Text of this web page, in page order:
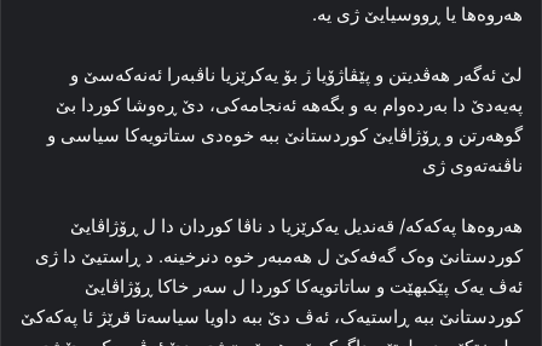
هه‌روه‌ها یا ڕووسیایێ ژی یە.
لێ ئه‌گه‌ر هه‌ڤدیتن و پێڤاژۆیا ژ بۆ یه‌کرێزیا ناڤبه‌را ئه‌نەکەسێ و
پەیەدێ دا‌ به‌رده‌وام به‌ و بگه‌هه‌ ئه‌نجامه‌کی، دێ ڕه‌وشا کوردا بێ
گوهه‌رتن و ڕۆژاڤایێ کوردستانێ ببه‌ خوه‌دی ستاتویه‌کا سیاسی و
ناڤنه‌ته‌وی ژی
هه‌روه‌ها پەكەكە/ قه‌ندیل یه‌کرێزیا د ناڤا کوردان دا‌ ل ڕۆژاڤایێ
کوردستانێ وه‌ک گەفەكێ ل هەمبه‌ر خوه‌ دنرخینه‌. د ڕاستیێ دا ژی
ئه‌ڤ یه‌ک پێكبھێت و ساتاتویه‌کا کوردا ل سه‌ر خاکا ڕۆژاڤایێ
کوردستانێ ببه‌ ڕاستیه‌ک، ئه‌ڤ دێ ببه‌ داویا سیاسه‌تا قرێژ ئا پەكەكێ